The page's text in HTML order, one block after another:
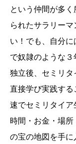
という仲間が多
られたサラリー
い！でも、自分
で奴隷のような３
独立後、セミリ
直接学び実践す
速でセミリタイア
時間・お金・場
の宝の地図を手に